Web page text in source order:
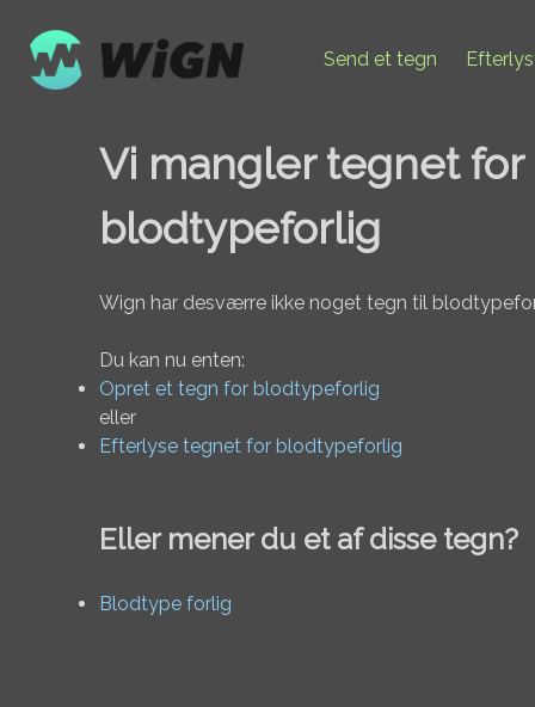
Send et tegn
Vi mangler tegnet for
blodtypeforlig
Wign har desværre ikke noget tegn til
Du kan nu enten:
Opret et tegn for blodtypeforlig
eller
Efterlyse tegnet for blodtypeforlig
Eller mener du et af disse tegn?
Blodtype forlig